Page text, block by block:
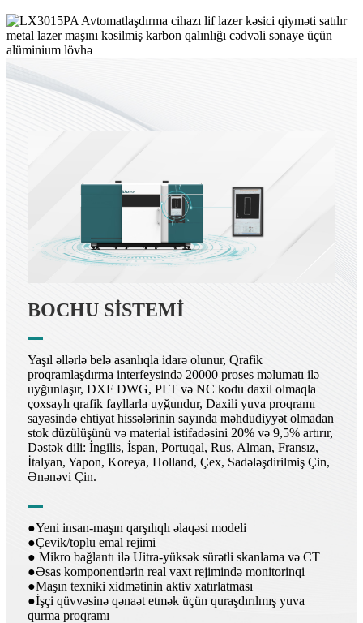
BOCHU SİSTEMİ
Yaşıl əllərlə belə asanlıqla idarə olunur, Qrafik
proqramlaşdırma interfeysində 20000 proses məlumatı ilə
uyğunlaşır, DXF DWG, PLT və NC kodu daxil olmaqla
çoxsaylı qrafik fayllarla uyğundur, Daxili yuva proqramı
sayəsində ehtiyat hissələrinin sayında məhdudiyyət olmadan
stok düzülüşünü və material istifadəsini 20% və 9,5% artırır,
Dəstək dili: İngilis, İspan, Portuqal, Rus, Alman, Fransız,
İtalyan, Yapon, Koreya, Holland, Çex, Sadələşdirilmiş Çin,
Ənənəvi Çin.
●Yeni insan-maşın qarşılıqlı əlaqəsi modeli
●Çevik/toplu emal rejimi
● Mikro bağlantı ilə Uitra-yüksək sürətli skanlama və CT
●Əsas komponentlərin real vaxt rejimində monitorinqi
●Maşın texniki xidmətinin aktiv xatırlatması
●İşçi qüvvəsinə qənaət etmək üçün quraşdırılmış yuva
qurma proqramı